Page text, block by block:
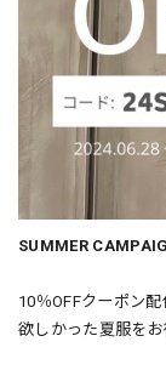
SUMMER
10％OFFクーポン配
欲しかった夏服をお